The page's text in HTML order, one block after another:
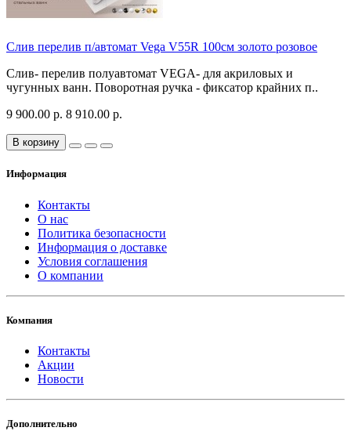
Слив перелив п/автомат Vega V55R 100см золото розовое
Слив- перелив полуавтомат VEGA- для акриловых и
чугунных ванн. Поворотная ручка - фиксатор крайних п..
9 900.00 р. 8 910.00 р.
В корзину
Информация
Контакты
О нас
Политика безопасности
Информация о доставке
Условия соглашения
О компании
Компания
Контакты
Акции
Новости
Дополнительно